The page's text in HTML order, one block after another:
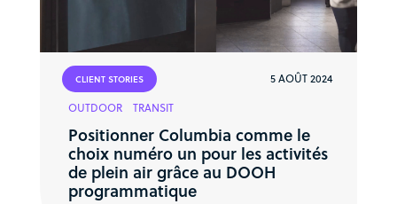
CLIENT STORIES
5 AOÛT 2024
OUTDOOR
TRANSIT
Positionner Columbia comme le
choix numéro un pour les activités
de plein air grâce au DOOH
programmatique